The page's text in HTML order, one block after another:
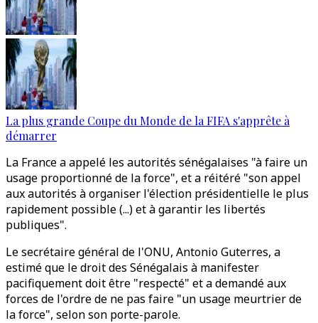
La plus grande Coupe du Monde de la FIFA s'apprête à
démarrer
La France a appelé les autorités sénégalaises "à faire un
usage proportionné de la force", et a réitéré "son appel
aux autorités à organiser l'élection présidentielle le plus
rapidement possible (...) et à garantir les libertés
publiques".
Le secrétaire général de l'ONU, Antonio Guterres, a
estimé que le droit des Sénégalais à manifester
pacifiquement doit être "respecté" et a demandé aux
forces de l'ordre de ne pas faire "un usage meurtrier de
la force", selon son porte-parole.